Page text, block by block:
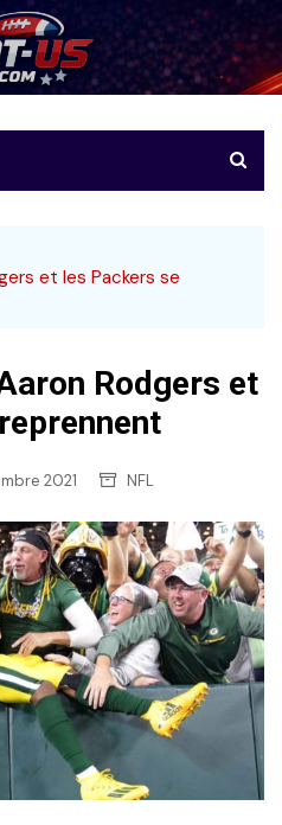
Foot-US
et les Packers se
Rodgers et
2021 NFL